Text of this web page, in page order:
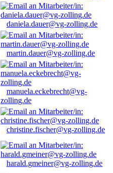
daniela.dauer@vg-zolling.de
martin.dauer@vg-zolling.de
manuela.eckebrecht@vg-
zolling.de
christine.fischer@vg-zolling.de
harald.gmeiner@vg-zolling.de